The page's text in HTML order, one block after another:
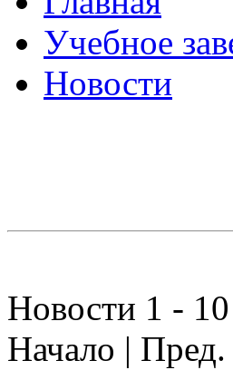
Учебное
Новости
Новости 1 -
Начало | Пред.